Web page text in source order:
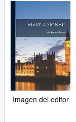
Imagen del editor